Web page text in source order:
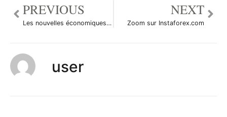
PREVIOUS
Les nouvelles économiques en bref
NEXT
Zoom sur Instaforex.com
user